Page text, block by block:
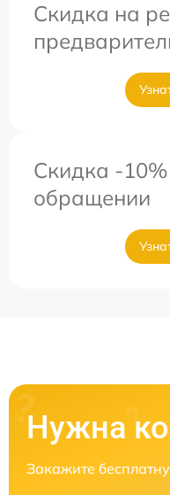
Скидка на
Скидка -
обращении
Нужна
Закажите